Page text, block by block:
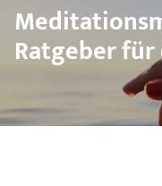
Ratgeber